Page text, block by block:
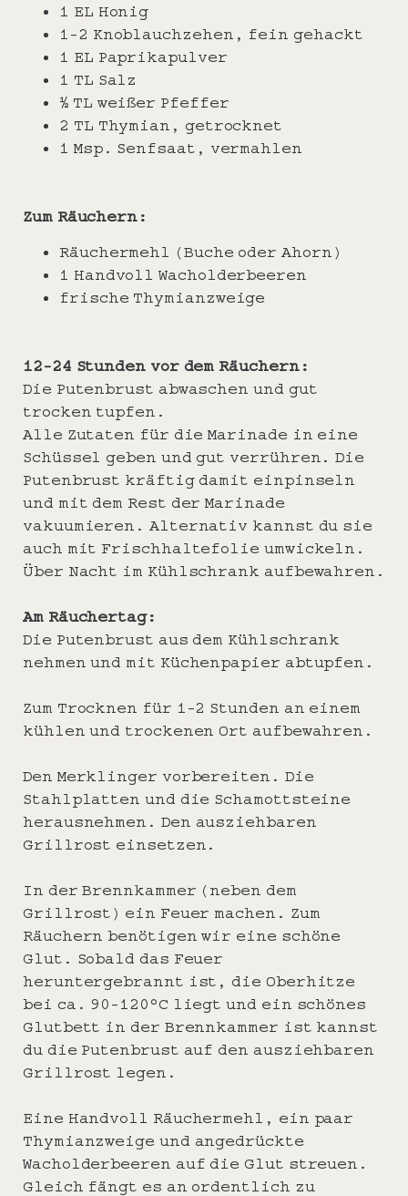
1 EL Honig
1-2 Knoblauchzehen, fein gehackt
1 EL Paprikapulver
1 TL Salz
½ TL weißer Pfeffer
2 TL Thymian, getrocknet
1 Msp. Senfsaat, vermahlen
Zum Räuchern:
Räuchermehl (Buche oder Ahorn)
1 Handvoll Wacholderbeeren
frische Thymianzweige
12-24 Stunden vor dem Räuchern:
Die Putenbrust abwaschen und gut
trocken tupfen.
Alle Zutaten für die Marinade in eine
Schüssel geben und gut verrühren. Die
Putenbrust kräftig damit einpinseln
und mit dem Rest der Marinade
vakuumieren. Alternativ kannst du sie
auch mit Frischhaltefolie umwickeln.
Über Nacht im Kühlschrank aufbewahren.
Am Räuchertag:
Die Putenbrust aus dem Kühlschrank
nehmen und mit Küchenpapier abtupfen.
Zum Trocknen für 1-2 Stunden an einem
kühlen und trockenen Ort aufbewahren.
Den Merklinger vorbereiten. Die
Stahlplatten und die Schamottsteine
herausnehmen. Den ausziehbaren
Grillrost einsetzen.
In der Brennkammer (neben dem
Grillrost) ein Feuer machen. Zum
Räuchern benötigen wir eine schöne
Glut. Sobald das Feuer
heruntergebrannt ist, die Oberhitze
bei ca. 90-120°C liegt und ein schönes
Glutbett in der Brennkammer ist kannst
du die Putenbrust auf den ausziehbaren
Grillrost legen.
Eine Handvoll Räuchermehl, ein paar
Thymianzweige und angedrückte
Wacholderbeeren auf die Glut streuen.
Gleich fängt es an ordentlich zu